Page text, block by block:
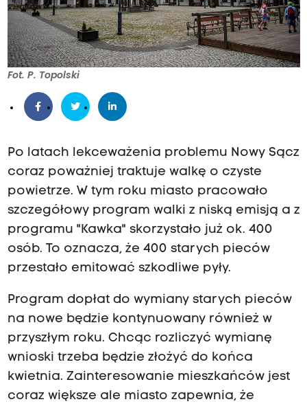
Fot. P. Topolski
Po latach lekceważenia problemu Nowy Sącz
coraz poważniej traktuje walkę o czyste
powietrze. W tym roku miasto pracowało
szczegółowy program walki z niską emisją a z
programu "Kawka" skorzystało już ok. 400
osób. To oznacza, że 400 starych pieców
przestało emitować szkodliwe pyły.
Program dopłat do wymiany starych pieców
na nowe będzie kontynuowany również w
przyszłym roku. Chcąc rozliczyć wymianę
wnioski trzeba będzie złożyć do końca
kwietnia. Zainteresowanie mieszkańców jest
coraz większe ale miasto zapewnia, że